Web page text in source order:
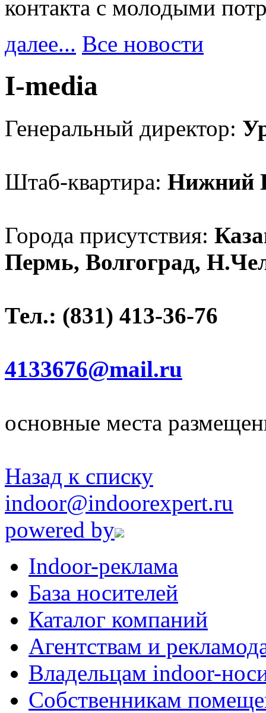
контакта с молодыми
далее... Все новости
I-media
Генеральный директор:
Штаб-квартира: Нижний
Города присутствия:
Пермь, Волгоград,
Тел.: (831) 413-36-76
4133676@mail.ru
основные места
Назад к списку
indoor@indoorexpert.ru
powered by
Indoor-реклама
База носителей
Каталог компаний
Агентствам и
Владельцам indoor-
Собственникам